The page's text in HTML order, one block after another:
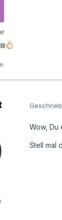
Wow, Du
Stell mal